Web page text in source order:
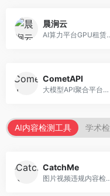
晨涧云
AI算力平台GPU租赁服务，专注于弹性算力。
CometAPI
大模型API聚合平台，整合多种AI模型服务。面向开发者，提供统一接口、模型切换、监控分析等服务，API管理便捷。
AI内容检测工具 学术
CatchMe
图片视频违规内容检测平台，专注于视觉内容安全。面向内容